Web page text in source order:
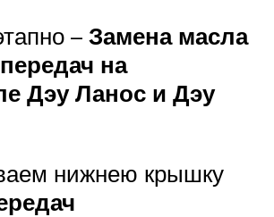
– Замена масла
на
Дэу Ланос и Дэу
нижнею крышку